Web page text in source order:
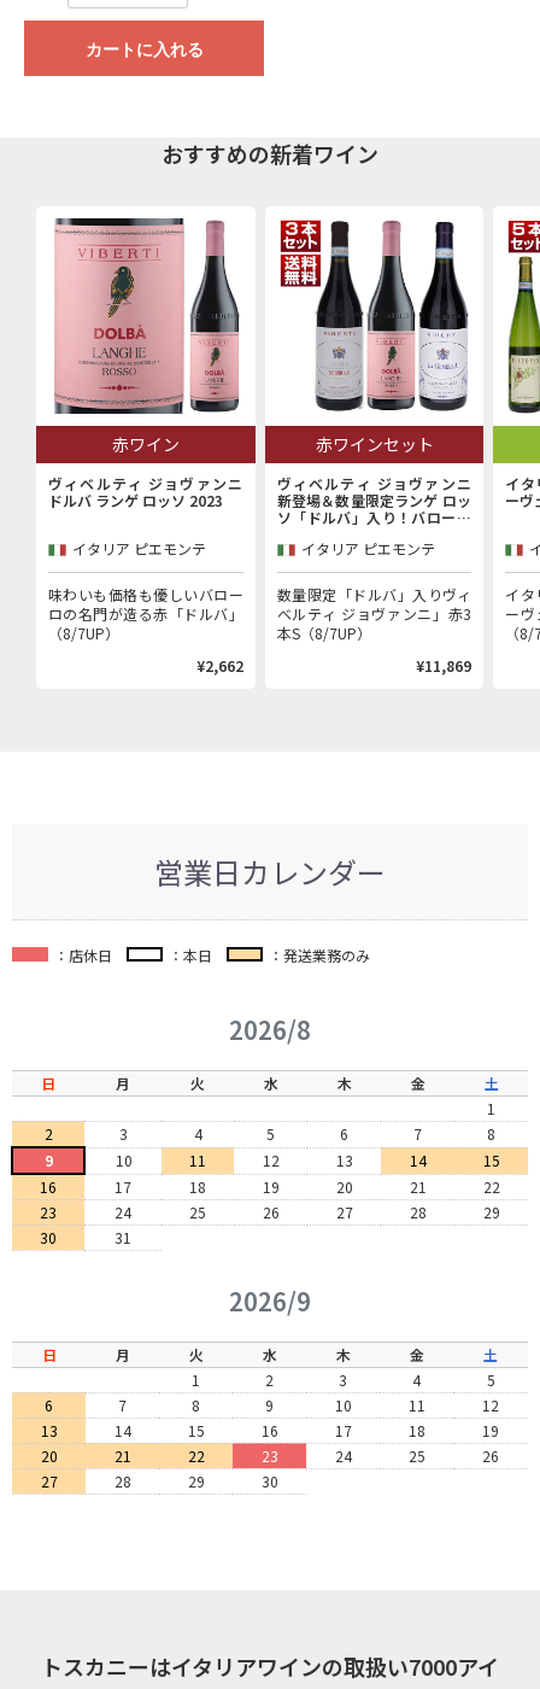
カートに入れる
おすすめの新着ワイン
赤ワイン
ヴィベルティ ジョヴァンニ
ドルバ ランゲ ロッソ 2023
イタリア ピエモンテ
味わいも価格も優しいバロー
ロの名門が造る赤「ドルバ」
（8/7UP）
¥2,662
赤ワインセット
ヴィベルティ ジョヴァンニ
新登場＆数量限定ランゲ ロッ
ソ「ドルバ」入り！バローロ
産者「ヴィベルティ ジョヴァ
ンニ」赤3本セット
イタリア ピエモンテ
数量限定「ドルバ」入りヴィ
ベルティ ジョヴァンニ」赤3
本S（8/7UP）
¥11,869
イタ
ーヴ
イタ
ー
（
営業日カレンダー
：店休日 ：本日 ：発送業務のみ
2026/8
日 月 火 水 木 金
土
1
2
3 4 5 6 7
8
9
10 11 12 13 14
15
16
17 18 19 20 21
22
23
24 25 26 27 28
29
30
31
2026/9
日 月 火 水 木 金
土
1
2 3 4
5
6
7 8 9 10 11
12
13
14 15 16 17 18
19
20
21 22 23 24 25
26
27
28 29 30
トスカニーはイタリアワインの取扱い7000アイ